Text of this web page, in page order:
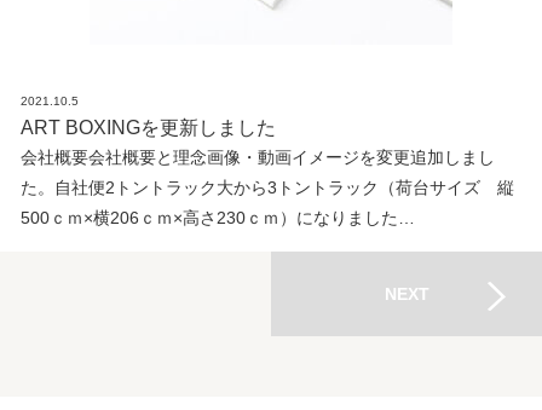
2021.10.5
ART BOXINGを更新しました
会社概要会社概要と理念画像・動画イメージを変更追加しまし
た。自社便2トントラック大から3トントラック（荷台サイズ 縦
500ｃｍ×横206ｃｍ×高さ230ｃｍ）になりました…
NEXT